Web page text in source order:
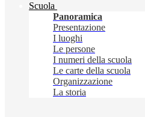
Scuola
Panoramica
Presentazione
I luoghi
Le persone
I numeri della scuola
Le carte della scuola
Organizzazione
La storia